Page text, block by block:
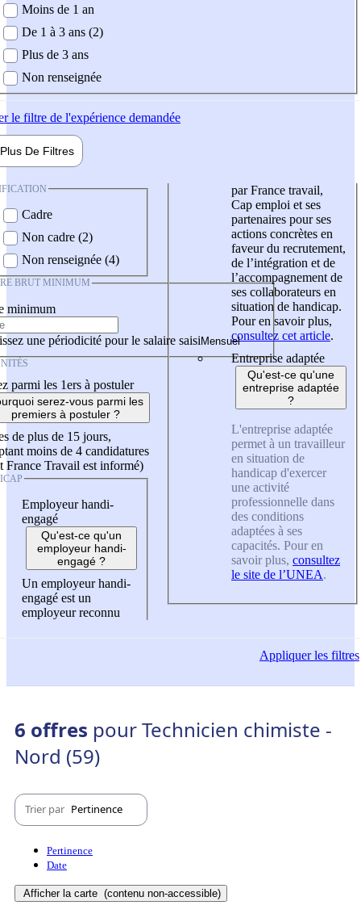
demandée
Moins de 1 an
De 1 à 3 ans (2)
Plus de 3 ans
Non renseignée
le filtre de l'expérience demandée
Plus De Filtres
Cadre
Non cadre (2)
Non renseignée (4)
BRUT MINIMUM
minimum
une périodicité pour le salaire saisi
parmi les 1ers à postuler
serez-vous parmi les
premiers à postuler ?
de plus de 15 jours,
moins de 4 candidatures
France Travail est informé)
Employeur handi-
engagé
Qu'est-ce qu'un
employeur handi-
engagé ?
Un employeur handi-
engagé est un
employeur reconnu
par France travail,
Cap emploi et ses
partenaires pour ses
actions concrètes en
faveur du recrutement,
de l’intégration et de
l’accompagnement de
ses collaborateurs en
situation de handicap.
Pour en savoir plus,
consultez cet article.
Entreprise adaptée
Qu'est-ce qu'une
entreprise adaptée
?
L'entreprise adaptée
permet à un travailleur
en situation de
handicap d'exercer
une activité
professionnelle dans
des conditions
adaptées à ses
capacités. Pour en
savoir plus, consultez
le site de l’UNEA.
Appliquerles filtres
6 offres pour Technicien chimiste -
Nord (59)
Trier par Pertinence
Pertinence
Date
Afficher la carte (contenu non-accessible)